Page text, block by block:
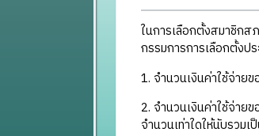
ในการเลือกตั้งสมาชิก
กรรมการการเลือกตั้งป
1. จำนวนเงินค่าใช้จ่าย
2. จำนวนเงินค่าใช้จ่าย
จำนวนเท่าใดให้นับรวม